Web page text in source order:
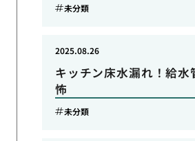
未分類
キッチン床水漏れ！給水
怖
2025.08.26
未分類